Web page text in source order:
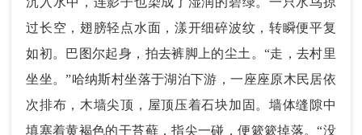
过长空，翅膀轻点水面，漾开细碎波纹，转瞬便平复
如初。巴图尔起身，拍去裤脚上的尘土。“走，去村里
坐坐。”哈纳斯村坐落于湖泊下游，一座座原木民居依
次排布，木墙尖顶，屋顶压着石块加固。墙体缝隙中
填塞着黄褐色的干苔藓，指尖一碰，便簌簌掉落。“没